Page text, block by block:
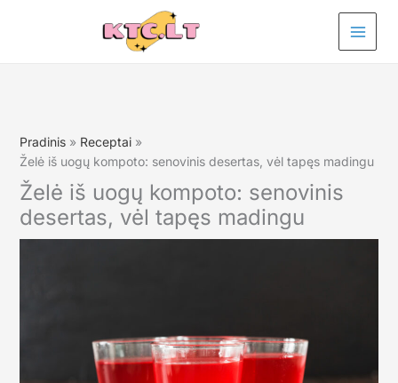
Pradinis
Receptai
Želė iš uogų kompoto: senovinis desertas, vėl tapęs madingu
Želė iš uogų kompoto: senovinis
desertas, vėl tapęs madingu